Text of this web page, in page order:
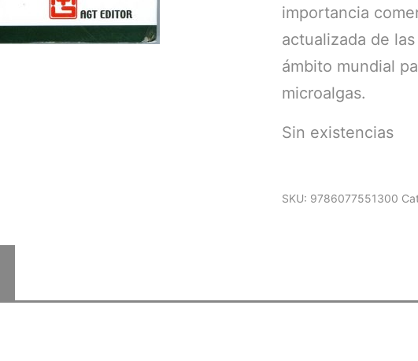
importancia
actualizada de
ámbito mundial
microalgas.
Sin existencias
SKU: 9786077551300